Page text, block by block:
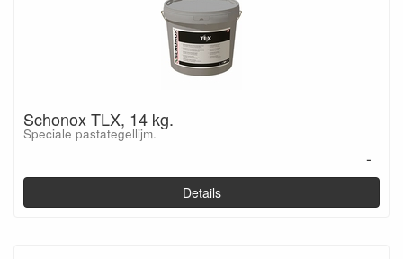
Schonox TLX, 14 kg.
Speciale pastategellijm.
-
Details